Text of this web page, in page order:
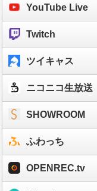
YouTube Live
Twitch
ツイキャス
ニコニコ生放送
SHOWROOM
ふわっち
OPENREC.tv